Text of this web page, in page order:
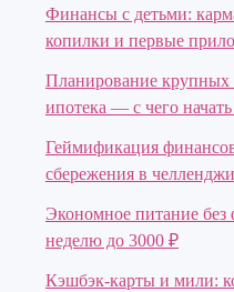
Финансы с детьми:
копилки и первые
Планирование крупных
ипотека — с чего начать
Геймификация
сбережения в
Экономное питание без
неделю до 3000 ₽
Кэшбэк-карты и мили: